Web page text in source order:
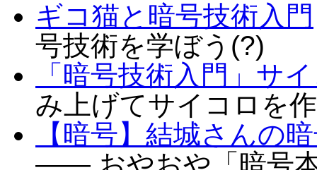
ギコ猫と暗号技術入門
号技術を学ぼう(?)
「暗号技術入門」サ
み上げてサイコロを
【暗号】結城さんの